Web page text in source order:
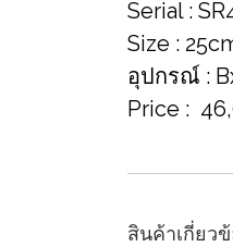
Serial​ :
Size​ :
อุปกรณ์​ :
Price :
สินค้าเกี่ยว